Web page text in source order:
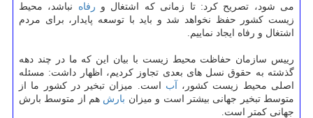
می شود، تصریح کرد: تا زمانی که اشتغال و رفاه نباشد، محیط
زیست کشور حفظ نخواهد شد و باید با توسعه پایدار، برای مردم
اشتغال و رفاه ایجاد نماییم.
رییس سازمان حفاظت محیط زیست با بیان این که ما در چند دهه
گذشته به حقوق نسل های بعدی تجاوز کردیم، اظهار داشت: مسئله
اصلی محیط زیست کشور، آب است. میزان تبخیر در کشور ما از
متوسط تبخیر جهانی بیشتر است و میزان بارش هم از متوسط بارش
جهانی کمتر است.